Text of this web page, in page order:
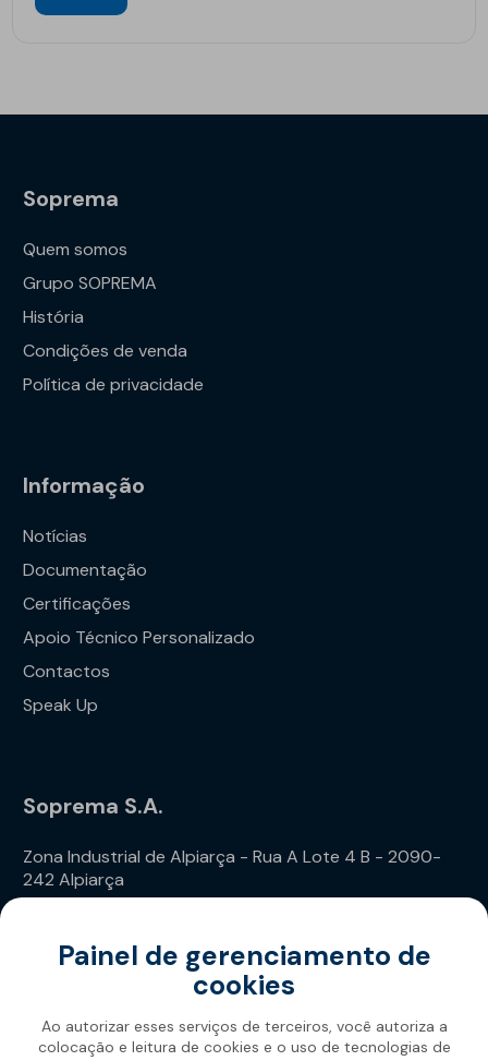
Soprema
Quem somos
Grupo SOPREMA
História
Condições de venda
Política de privacidade
Informação
Notícias
Documentação
Certificações
Apoio Técnico Personalizado
Contactos
Speak Up
Soprema S.A.
Zona Industrial de Alpiarça - Rua A Lote 4 B - 2090-
242 Alpiarça
Painel de gerenciamento de
cookies
Ao autorizar esses serviços de terceiros, você autoriza a
colocação e leitura de cookies e o uso de tecnologias de